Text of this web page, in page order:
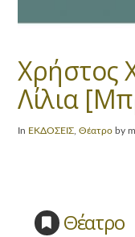
Χρήστος
Λίλια
In ΕΚΔΟΣΕΙΣ ,Θέατρο by
Θέατρο